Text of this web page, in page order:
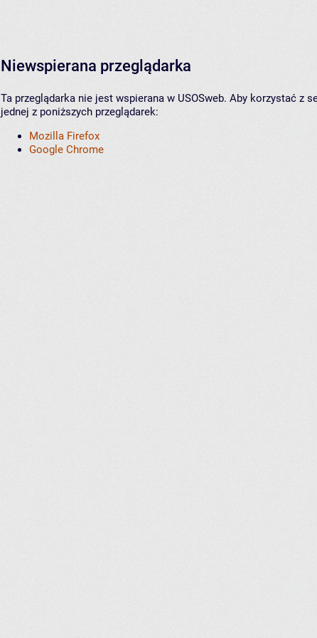
Niewspierana przeglądarka
Ta przeglądarka nie jest wspierana w USOSweb. Aby korzystać z
jednej z poniższych przeglądarek:
Mozilla Firefox
Google Chrome